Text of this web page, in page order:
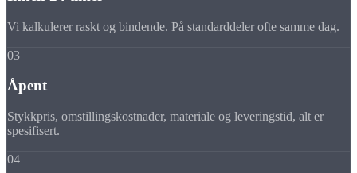
Vi kalkulerer raskt og bindende. På standarddeler ofte samme dag.
03
Åpent
Stykkpris, omstillingskostnader, materiale og leveringstid, alt er
spesifisert.
04